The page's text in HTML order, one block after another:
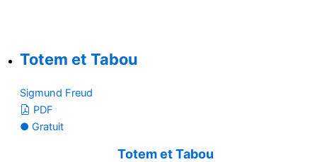
Totem et Tabou
Sigmund Freud
PDF
● Gratuit
Totem et Tabou